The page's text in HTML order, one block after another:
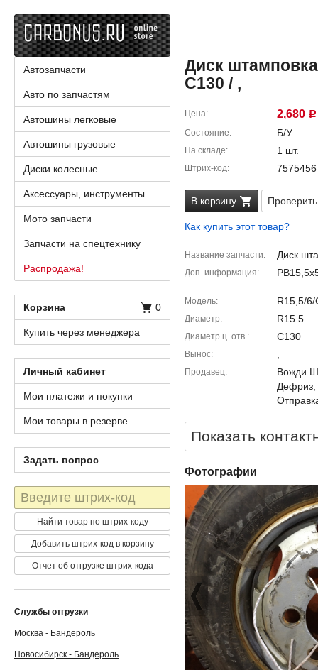
Диск
C130 / ,
Цена 2,680 Р
Состояние Б/У
На складе 1 шт.
Штрих-код 7575456
В корзину
Как купить этот товар?
Название запчасти Диск
Доп. информация
Модель R15,5/6/
Диаметр R15.5
Диаметр ц. отв. C130
Вынос
Продавец
Вожди
Дефриз,
Показать
Фотографии
Автозапчасти
Авто по запчастям
Автошины легковые
Автошины грузовые
Диски колесные
Аксессуары, инструменты
Мото запчасти
Запчасти на спецтехнику
Распродажа!
Корзина 0
Купить через менеджера
Личный кабинет
Мои платежи и покупки
Мои товары в резерве
Задать вопрос
Штрих-
код
Найти товар по штрих-коду
Добавить штрих-код в корзину
Отчет об отгрузке штрих-кода
Службы отгрузки
Москва - Бандероль
Новосибирск - Бандероль